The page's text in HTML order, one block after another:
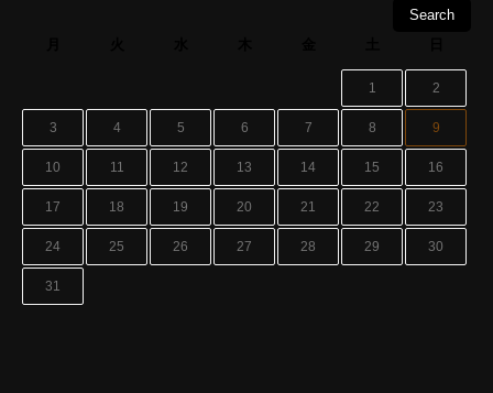
1 2
3 4 5 6 7 8 9
10 11 12 13 14 15 16
17 18 19 20 21 22 23
24 25 26 27 28 29 30
31